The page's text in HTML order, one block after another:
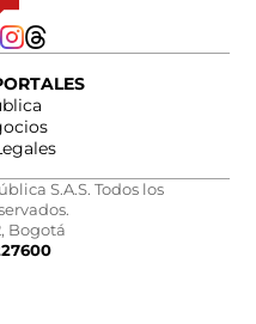
S.A.S. Todos los
Bogotá